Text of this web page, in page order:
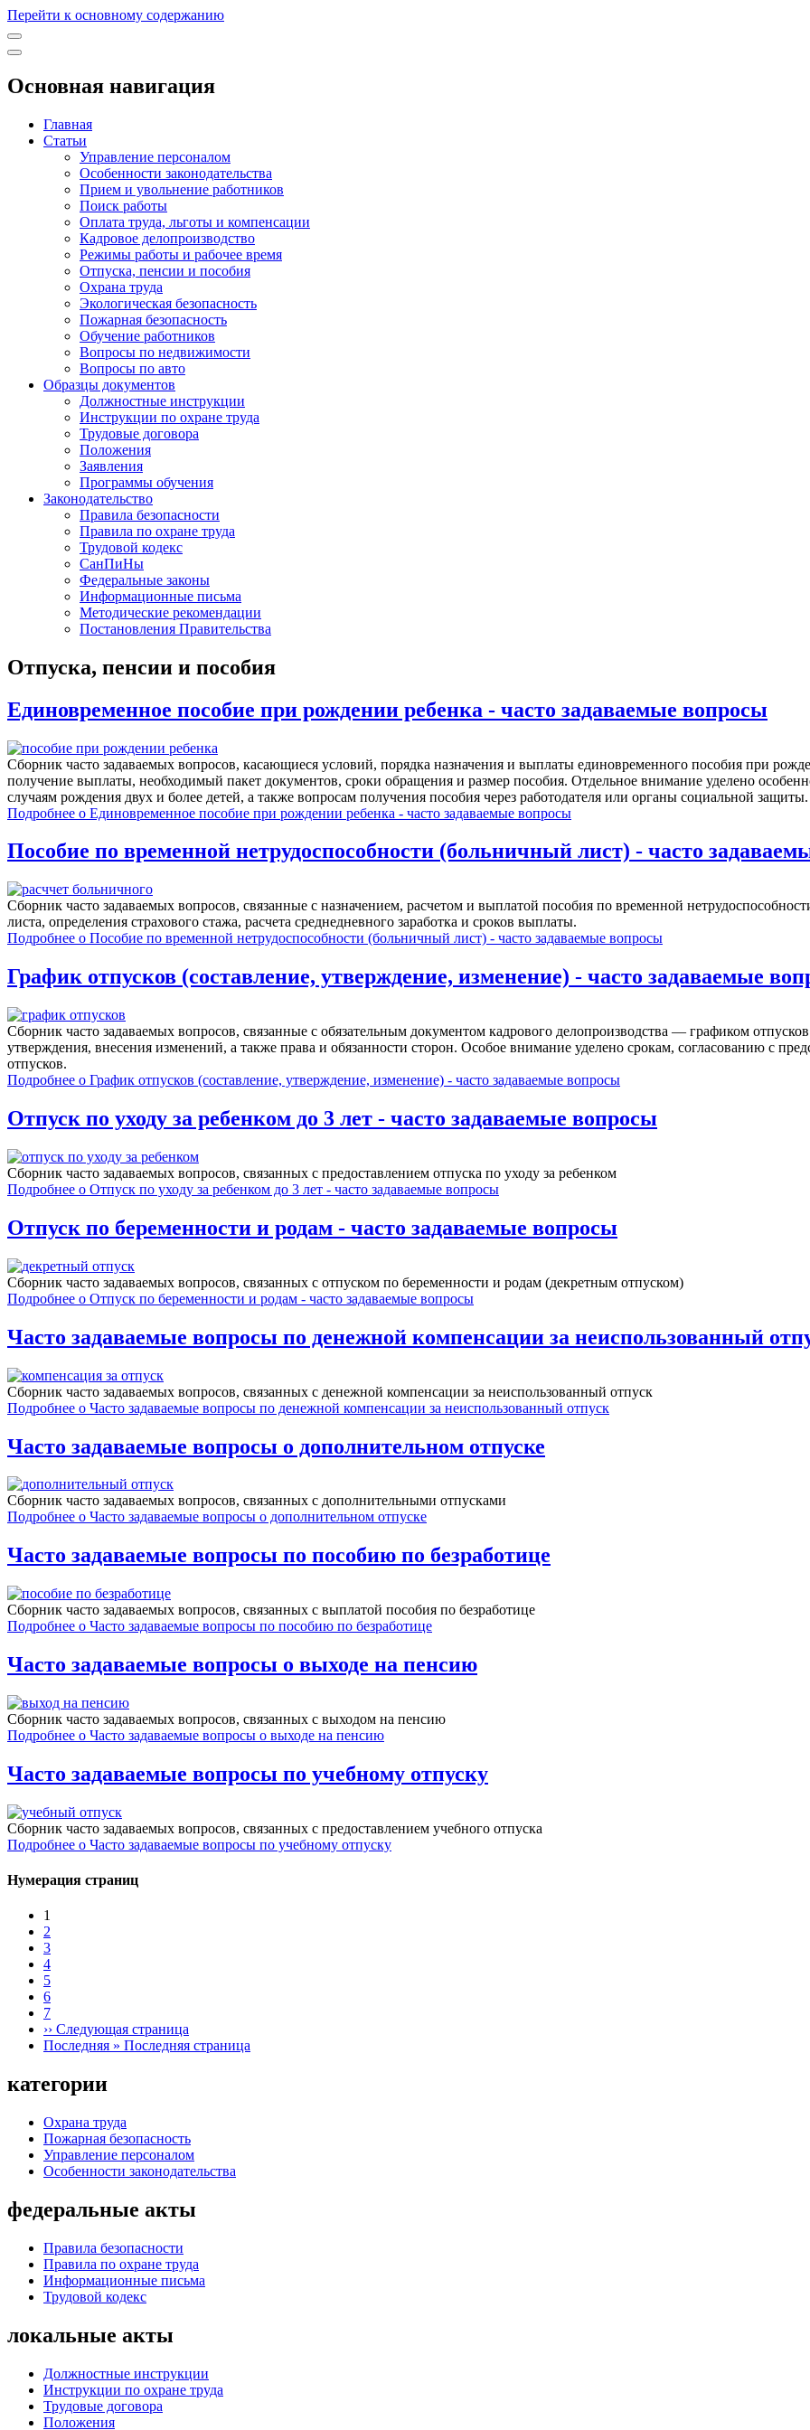
Перейти к основному содержанию
Основная навигация
Главная
Статьи
Управление персоналом
Особенности законодательства
Прием и увольнение работников
Поиск работы
Оплата труда, льготы и компенсации
Кадровое делопроизводство
Режимы работы и рабочее время
Отпуска, пенсии и пособия
Охрана труда
Экологическая безопасность
Пожарная безопасность
Обучение работников
Вопросы по недвижимости
Вопросы по авто
Образцы документов
Должностные инструкции
Инструкции по охране труда
Трудовые договора
Положения
Заявления
Программы обучения
Законодательство
Правила безопасности
Правила по охране труда
Трудовой кодекс
СанПиНы
Федеральные законы
Информационные письма
Методические рекомендации
Постановления Правительства
Отпуска, пенсии и пособия
Единовременное пособие при рождении ребенка - часто задаваемые вопросы
Сборник часто задаваемых вопросов, касающиеся условий, порядка назначения и выплаты единовременного пособия при
получение выплаты, необходимый пакет документов, сроки обращения и размер пособия. Отдельное внимание уделено
случаям рождения двух и более детей, а также вопросам получения пособия через работодателя или органы социальной защиты.
Подробнее о Единовременное пособие при рождении ребенка - часто задаваемые вопросы
Пособие по временной нетрудоспособности (больничный лист) - часто
Сборник часто задаваемых вопросов, связанные с назначением, расчетом и выплатой пособия по временной
листа, определения страхового стажа, расчета среднедневного заработка и сроков выплаты.
Подробнее о Пособие по временной нетрудоспособности (больничный лист) - часто задаваемые вопросы
График отпусков (составление, утверждение, изменение) - часто задаваемые
Сборник часто задаваемых вопросов, связанные с обязательным документом кадрового делопроизводства — графиком
утверждения, внесения изменений, а также права и обязанности сторон. Особое внимание уделено срокам, согласованию с
отпусков.
Подробнее о График отпусков (составление, утверждение, изменение) - часто задаваемые вопросы
Отпуск по уходу за ребенком до 3 лет - часто задаваемые вопросы
Сборник часто задаваемых вопросов, связанных c предоставлением отпуска по уходу за ребенком
Подробнее о Отпуск по уходу за ребенком до 3 лет - часто задаваемые вопросы
Отпуск по беременности и родам - часто задаваемые вопросы
Сборник часто задаваемых вопросов, связанных c отпуском по беременности и родам (декретным отпуском)
Подробнее о Отпуск по беременности и родам - часто задаваемые вопросы
Часто задаваемые вопросы по денежной компенсации за неиспользованный
Сборник часто задаваемых вопросов, связанных c денежной компенсации за неиспользованный отпуск
Подробнее о Часто задаваемые вопросы по денежной компенсации за неиспользованный отпуск
Часто задаваемые вопросы о дополнительном отпуске
Сборник часто задаваемых вопросов, связанных c дополнительными отпусками
Подробнее о Часто задаваемые вопросы о дополнительном отпуске
Часто задаваемые вопросы по пособию по безработице
Сборник часто задаваемых вопросов, связанных c выплатой пособия по безработице
Подробнее о Часто задаваемые вопросы по пособию по безработице
Часто задаваемые вопросы о выходе на пенсию
Сборник часто задаваемых вопросов, связанных c выходом на пенсию
Подробнее о Часто задаваемые вопросы о выходе на пенсию
Часто задаваемые вопросы по учебному отпуску
Сборник часто задаваемых вопросов, связанных c предоставлением учебного отпуска
Подробнее о Часто задаваемые вопросы по учебному отпуску
Нумерация страниц
1
2
3
4
5
6
7
›› Следующая страница
Последняя » Последняя страница
категории
Охрана труда
Пожарная безопасность
Управление персоналом
Особенности законодательства
федеральные акты
Правила безопасности
Правила по охране труда
Информационные письма
Трудовой кодекс
локальные акты
Должностные инструкции
Инструкции по охране труда
Трудовые договора
Положения